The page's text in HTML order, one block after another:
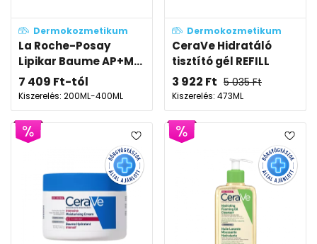
Dermokozmetikum
La Roche-Posay
Lipikar Baume AP+M...
7 409 Ft-tól
Kiszerelés: 200ML-400ML
Dermokozmetikum
CeraVe Hidratáló
tisztító gél REFILL
3 922 Ft 5 035Ft
Kiszerelés: 473ML